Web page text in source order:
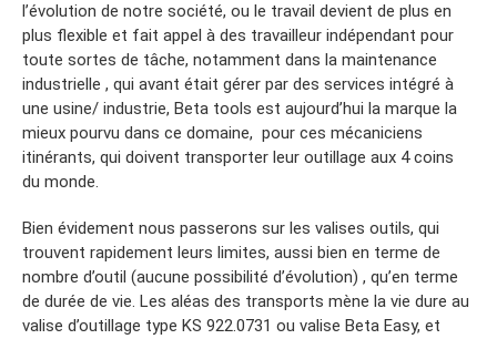
l’évolution de notre société, ou le travail devient de plus en
plus flexible et fait appel à des travailleur indépendant pour
toute sortes de tâche, notamment dans la maintenance
industrielle , qui avant était gérer par des services intégré à
une usine/ industrie, Beta tools est aujourd’hui la marque la
mieux pourvu dans ce domaine, pour ces mécaniciens
itinérants, qui doivent transporter leur outillage aux 4 coins
du monde.
Bien évidement nous passerons sur les valises outils, qui
trouvent rapidement leurs limites, aussi bien en terme de
nombre d’outil (aucune possibilité d’évolution) , qu’en terme
de durée de vie. Les aléas des transports mène la vie dure au
valise d’outillage type KS 922.0731 ou valise Beta Easy, et